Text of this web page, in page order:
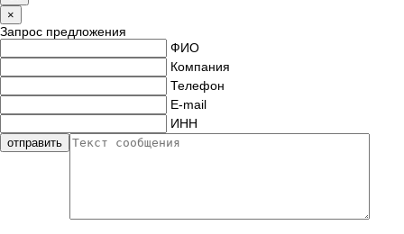
×
Запрос предложения
ФИО
Компания
Телефон
E-mail
ИНН